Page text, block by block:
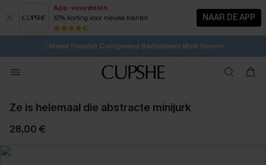
App-voordelen
10% korting voor nieuwe klanten NAAR DE APP
⚡️LAATSTE KANS | Tot 50% korting>>
🩱Meest Populair Corrigerend Badpakken| Must Have>>
💌Abonneer je & ontvang tot 15% korting>>
Koop 3, krijg 15% korting | CODE: SW15
Ze is helemaal die abstracte minijurk
28,00 €